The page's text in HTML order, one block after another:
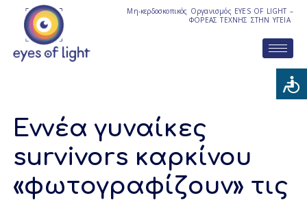
Μη-κερδοσκοπικός Οργανισμός EYES OF LIGHT –
ΦΟΡΕΑΣ ΤΕΧΝΗΣ ΣΤΗΝ ΥΓΕΙΑ
Εννέα γυναίκες
survivors καρκίνου
«φωτογραφίζουν» τις